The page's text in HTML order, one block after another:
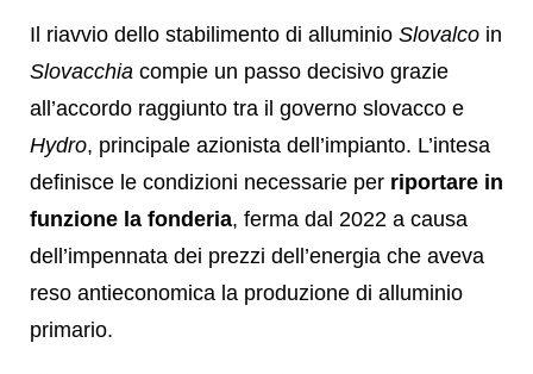
Il riavvio dello stabilimento di alluminio Slovalco in
Slovacchia compie un passo decisivo grazie
all’accordo raggiunto tra il governo slovacco e
Hydro, principale azionista dell’impianto. L’intesa
definisce le condizioni necessarie per riportare in
funzione la fonderia, ferma dal 2022 a causa
dell’impennata dei prezzi dell’energia che aveva
reso antieconomica la produzione di alluminio
primario.